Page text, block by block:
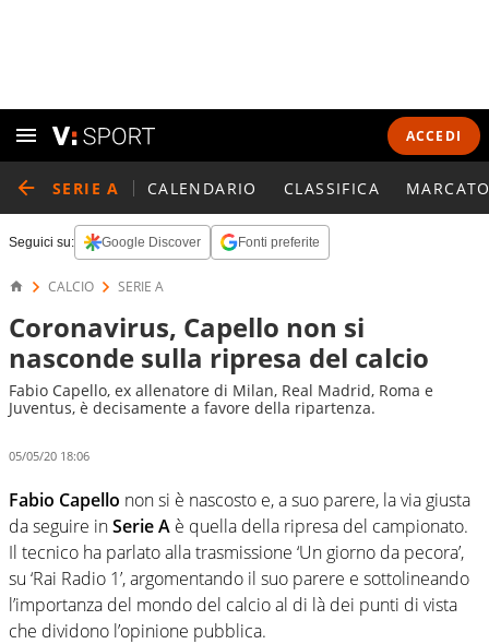
ACCEDI
SERIE A CALENDARIO CLASSIFICA
Seguici su: Google Discover Fonti preferite
CALCIO SERIE A
Coronavirus, Capello non si
nasconde sulla ripresa del calcio
Fabio Capello, ex allenatore di Milan, Real Madrid, Roma e
Juventus, è decisamente a favore della ripartenza.
05/05/20 18:06
Fabio Capello non si è nascosto e, a suo parere, la via giusta
da seguire inSerie A è quella della ripresa del campionato.
Il tecnico ha parlato alla trasmissione ‘Un giorno da pecora’,
su ‘Rai Radio 1’, argomentando il suo parere e sottolineando
l’importanza del mondo del calcio al di là dei punti di vista
che dividono l’opinione pubblica.